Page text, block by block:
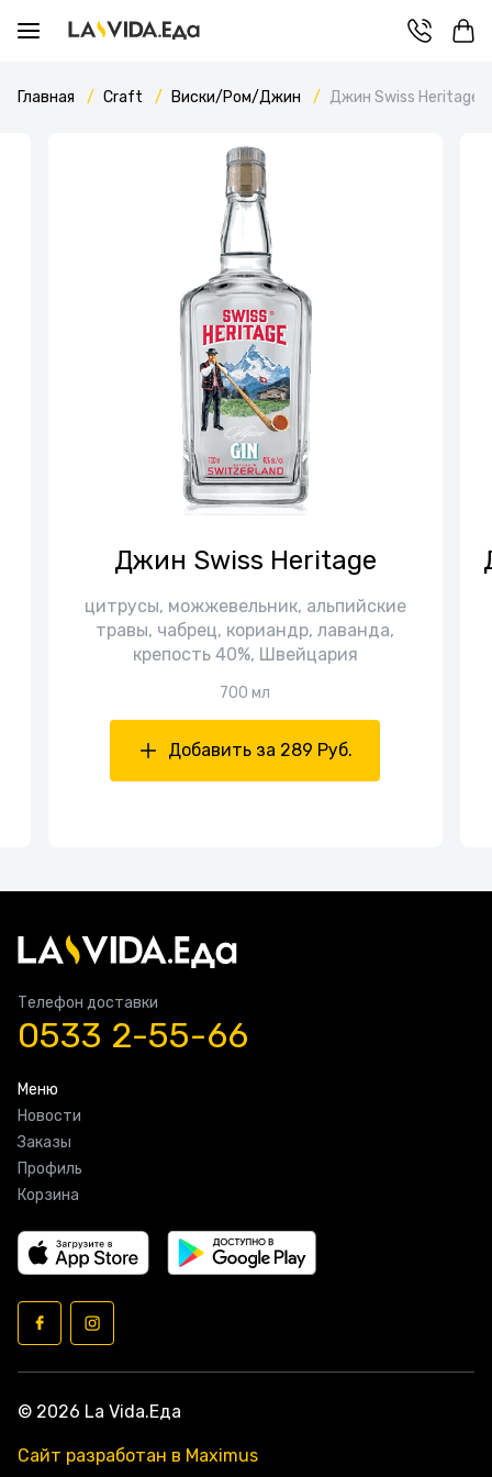
Главная Craft Виски/Ром/Джин Джин Swiss Heritage
Джин Swiss Heritage
цитрусы, можжевельник, альпийские
травы, чабрец, кориандр, лаванда,
крепость 40%, Швейцария
700 мл
Добавить за 289 Руб.
Телефон доставки
0533 2-55-66
Меню
Новости
Заказы
Профиль
Корзина
© 2026 La Vida.Еда
Сайт разработан в Maximus